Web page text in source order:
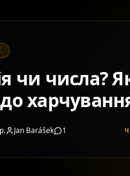
чи числа?
до
Jan Barášek 1